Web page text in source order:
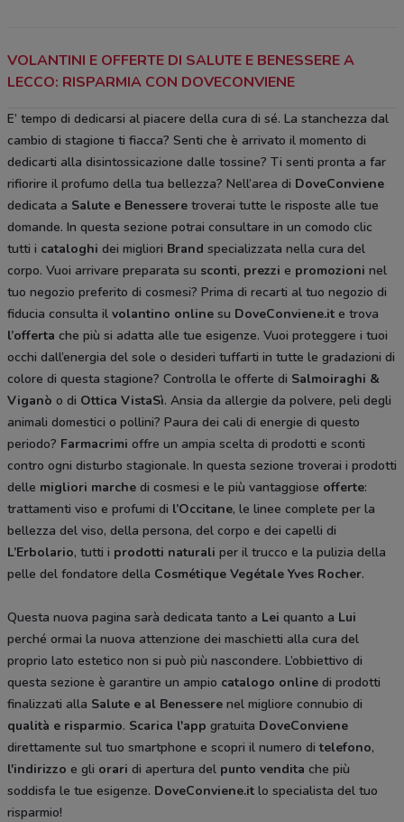
VOLANTINI E OFFERTE DI SALUTE E BENESSERE A
LECCO: RISPARMIA CON DOVECONVIENE
E’ tempo di dedicarsi al piacere della cura di sé. La stanchezza dal
cambio di stagione ti fiacca? Senti che è arrivato il momento di
dedicarti alla disintossicazione dalle tossine? Ti senti pronta a far
rifiorire il profumo della tua bellezza? Nell’area di DoveConviene
dedicata a Salute e Benessere troverai tutte le risposte alle tue
domande. In questa sezione potrai consultare in un comodo clic
tutti i cataloghi dei migliori Brand specializzata nella cura del
corpo. Vuoi arrivare preparata su sconti, prezzi e promozioni nel
tuo negozio preferito di cosmesi? Prima di recarti al tuo negozio di
fiducia consulta il volantino online su DoveConviene.it e trova
l’offerta che più si adatta alle tue esigenze. Vuoi proteggere i tuoi
occhi dall’energia del sole o desideri tuffarti in tutte le gradazioni di
colore di questa stagione? Controlla le offerte di Salmoiraghi &
Viganò o di Ottica VistaSì. Ansia da allergie da polvere, peli degli
animali domestici o pollini? Paura dei cali di energie di questo
periodo? Farmacrimi offre un ampia scelta di prodotti e sconti
contro ogni disturbo stagionale. In questa sezione troverai i prodotti
delle migliori marche di cosmesi e le più vantaggiose offerte:
trattamenti viso e profumi di l’Occitane, le linee complete per la
bellezza del viso, della persona, del corpo e dei capelli di
L’Erbolario, tutti i prodotti naturali per il trucco e la pulizia della
pelle del fondatore della Cosmétique Vegétale Yves Rocher.
Questa nuova pagina sarà dedicata tanto a Lei quanto a Lui
perché ormai la nuova attenzione dei maschietti alla cura del
proprio lato estetico non si può più nascondere. L’obbiettivo di
questa sezione è garantire un ampio catalogo online di prodotti
finalizzati alla Salute e al Benessere nel migliore connubio di
qualità e risparmio. Scarica l'app gratuita DoveConviene
direttamente sul tuo smartphone e scopri il numero ditelefono,
l'indirizzo e gli orari di apertura del punto vendita che più
soddisfa le tue esigenze. DoveConviene.it lo specialista del tuo
risparmio!